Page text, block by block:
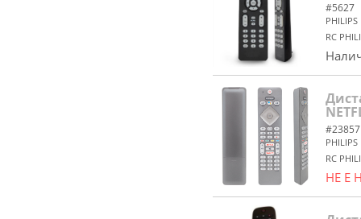
#5627
PHILIPS
RC
#23857
PHILIPS
RC
НЕ Е